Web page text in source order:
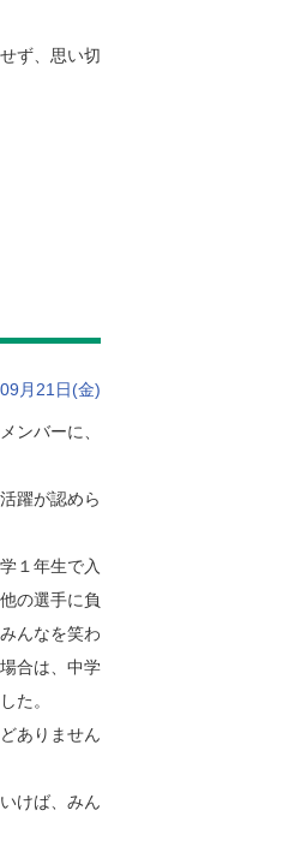
ず、思い切
月21日(金)
ンバーに、
躍が認めら
１年生で入
の選手に負
んなを笑わ
合は、中学
た。
ありません
けば、みん